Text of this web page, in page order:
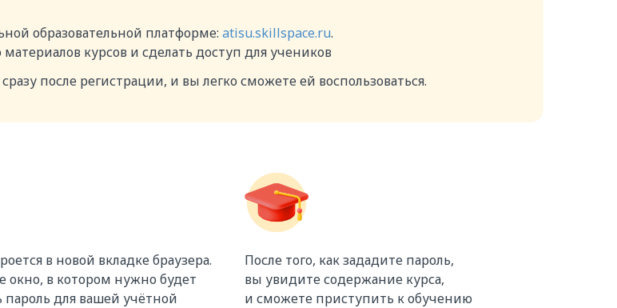
образовательной платформе: atisu.skillspace.ru.
курсов и сделать доступ для учеников
после регистрации, и вы легко сможете ей воспользоваться.
После того, как зададите пароль,
вы увидите содержание курса,
и сможете приступить к обучению
в новой вкладке браузера.
окно, в котором нужно будет
для вашей учётной